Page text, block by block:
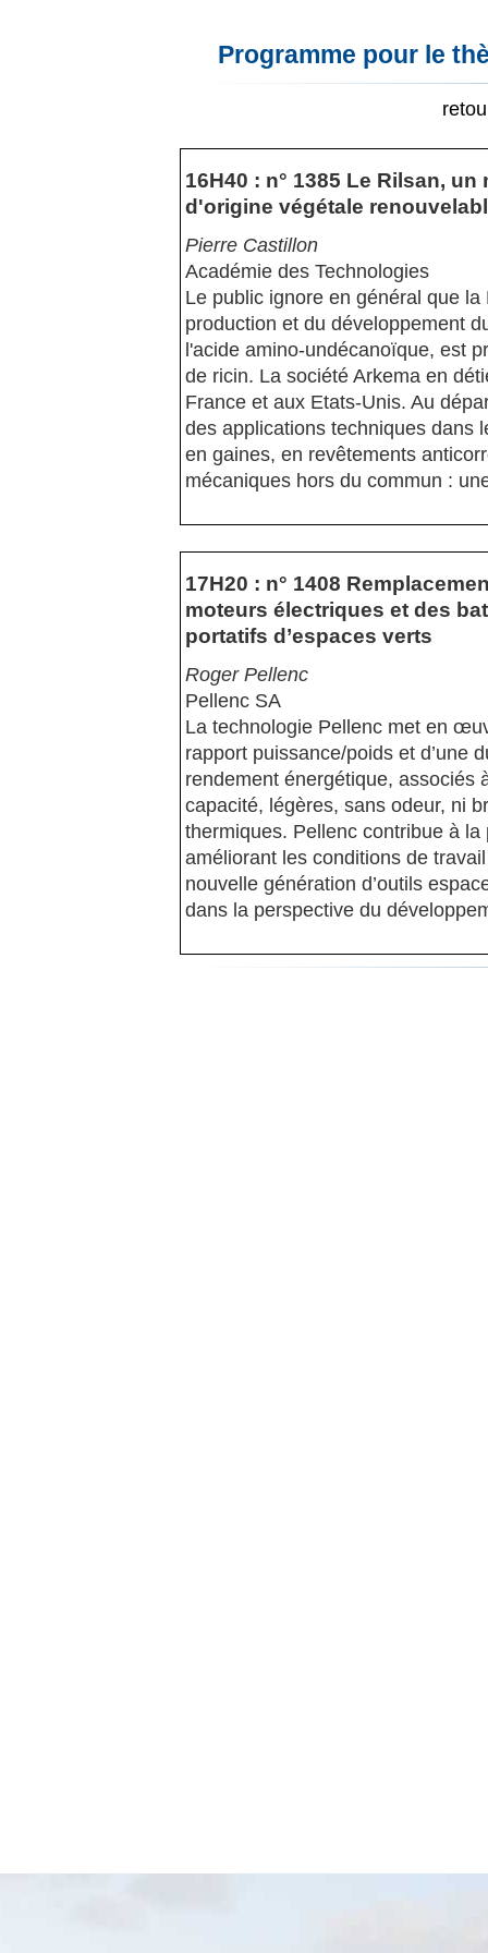
Programme pour le
16H40 : n° 1385 Le Rilsan,
d'origine végétale
Pierre Castillon
Académie des Technologies
Le public ignore en général que
production et du développement
l'acide amino-undécanoïque, est
de ricin. La société Arkema en
France et aux Etats-Unis. Au
des applications techniques dans
en gaines, en revêtements
mécaniques hors du commun :
17H20 : n° 1408
moteurs électriques et des
portatifs d’espaces verts
Roger Pellenc
Pellenc SA
La technologie Pellenc met en
rapport puissance/poids et d’une
rendement énergétique, associés
capacité, légères, sans odeur, ni
thermiques. Pellenc contribue à la
améliorant les conditions de
nouvelle génération d’outils
dans la perspective du